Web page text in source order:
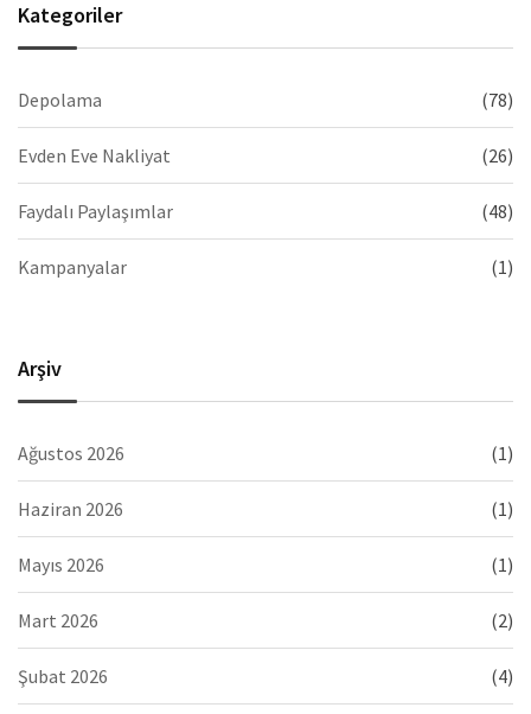
Kategoriler
Depolama (78)
Evden Eve Nakliyat (26)
Faydalı Paylaşımlar (48)
Kampanyalar (1)
Arşiv
Ağustos 2026 (1)
Haziran 2026 (1)
Mayıs 2026 (1)
Mart 2026 (2)
Şubat 2026 (4)